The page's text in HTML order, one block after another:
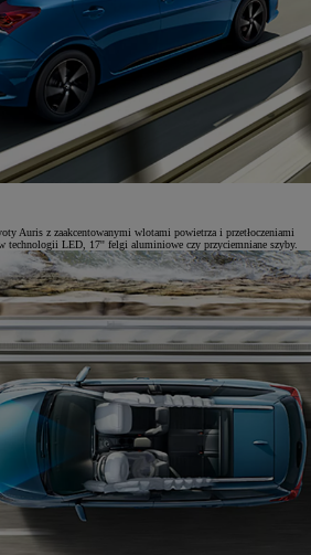
Auris z zaakcentowanymi wlotami powietrza i przetłoczeniami
technologii LED, 17'' felgi aluminiowe czy przyciemniane szyby.